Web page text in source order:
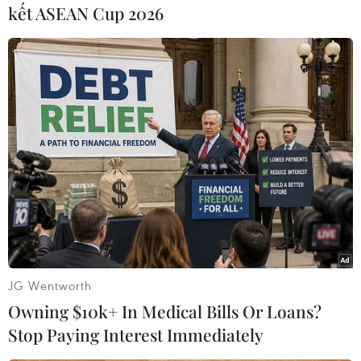
#Bình Định Tàu cá #Cháy tàu cá
#Cảng Quy Nhơn
Bình Định Gia Lai
Theo dõi VietnamPlus
TIN LIÊN QUAN
kết ASEAN Cup 2026
JG Wentworth
Owning $10k+ In Medical Bills Or Loans?
Stop Paying Interest Immediately